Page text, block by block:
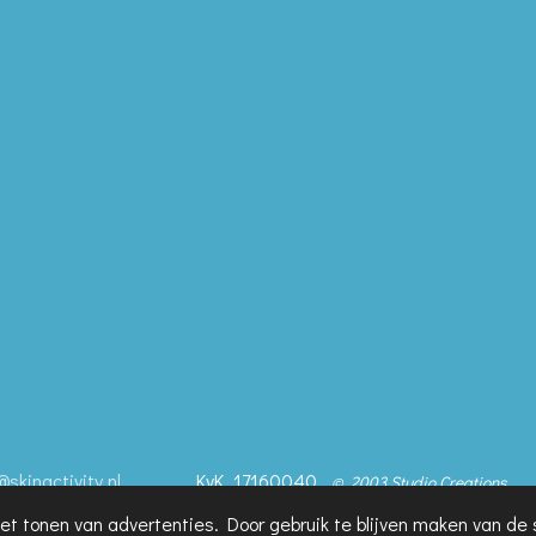
tonen van advertenties. Door gebruik te blijven maken van
KvK. 17160040 © 2003 Studio Creations